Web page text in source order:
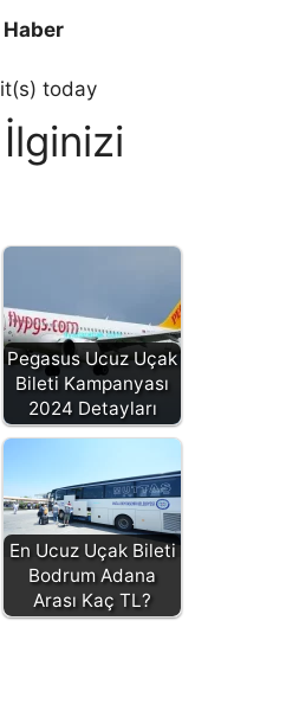
Haber
today
Pegasus Ucuz Uçak
Bileti Kampanyası
2024 Detayları
En Ucuz Uçak Bileti
Bodrum Adana
Arası Kaç TL?